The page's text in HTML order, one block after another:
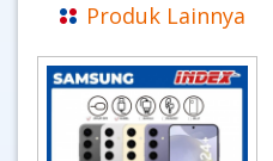
Produk Lainnya